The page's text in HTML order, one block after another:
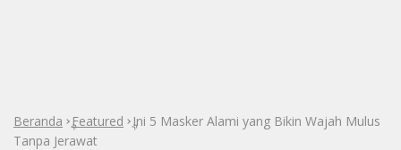
Beranda »Featured »Ini 5 Masker Alami yang Bikin Wajah Mulus
Tanpa Jerawat